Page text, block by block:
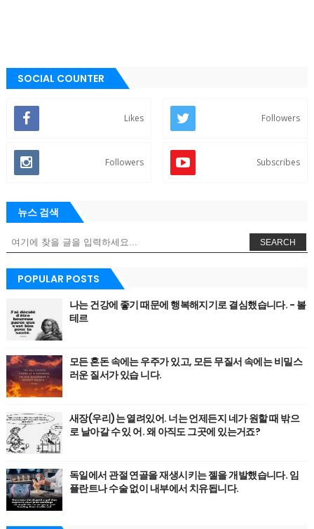
SOCIAL COUNTER
Likes Followers
Followers Subscribes
뉴스 검색
SEARCH
POPULAR POSTS
나는 건강에 좋기 때문에 행복해지기로 결심했습니다. - 볼
테르
모든 혼돈 속에는 우주가 있고, 모든 무질서 속에는 비밀스
러운 질서가 있습 니다.
새장(우리)는 열려있어. 너는 언제든지 네가 원할 때 밖으
로 날아갈 수 있 어. 왜 아직도 그곳에 있는거죠?
독일에서 관절 연골을 재생시키는 젤을 개발했습니다. 임
플란트나 수술 없이 내부에서 치유됩니다.